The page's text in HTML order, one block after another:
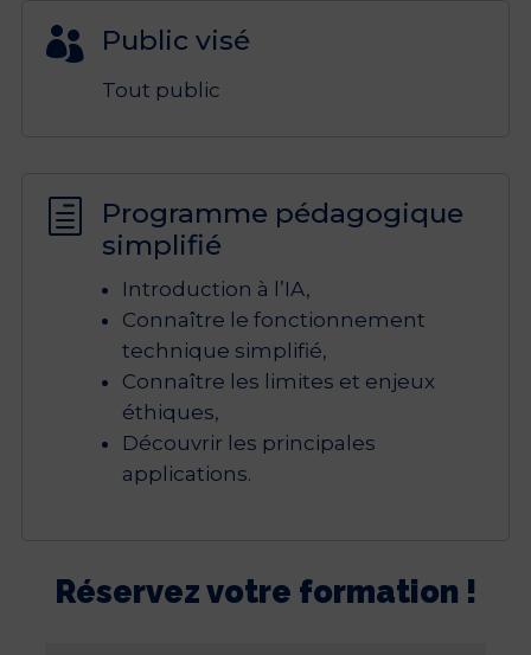
 Public visé
Tout public
h
Programme pédagogique
simplifié
Introduction à l’IA,
Connaître le fonctionnement
technique simplifié,
Connaître les limites et enjeux
éthiques,
Découvrir les principales
applications.
Réservez votre formation !